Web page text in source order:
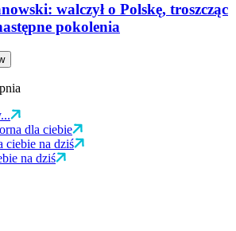
walczył o Polskę, troszcząc
pokolenia
dla ciebie
ciebie na dziś
na dziś